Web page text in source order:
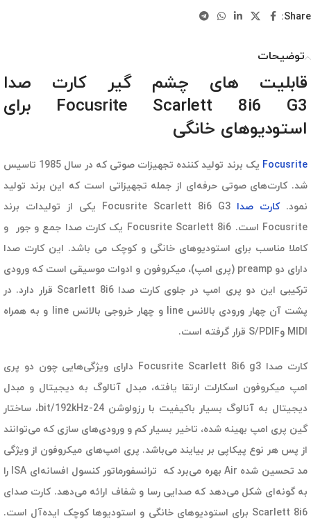
Share:
توضیحات
قابلیت های چشم گیر کارت صدا
Focusrite Scarlett 8i6 G3 برای
استودیوهای خانگی
Focusrite
یک برند تولید کننده تجهیزات صوتی که در سال 1985 تاسیس
شد. کارت‌های صوتی حرفه‌ای از جمله تجهیزاتی است که این برند تولید
نمود.کارت صدا
Focusrite Scarlett 8i6 G3 یکی از تولیدات برند
Focusrite است. Focusrite Scarlett 8i6 یک کارت صدا جمع و جور و
کاملا مناسب برای استودیوهای خانگی و کوچک می باشد. این کارت صدا
دارای دو preamp (پری امپ)، میکروفون و ادوات موسیقی است که ورودی
ترکیبی این دو پری امپ در جلوی کارت صدا Scarlett 8i6 قرار دارد. در
پشت آن چهار ورودی بالانس line و چهار خروجی بالانس line و به همراه
MIDI وS/PDIF قرار گرفته است.
کارت صدا Focusrite Scarlett 8i6 g3 دارای ویژگی‌هایی چون دو پری
امپ میکروفون اسکارلت ارتقا یافته، مبدل آنالوگ به دیجیتال و مبدل
دیجیتال به آنالوگ بسیار باکیفیت با رزولوشن 24-bit/192kHz، ساختار
گین پری امپ بهینه شده، تاخیر بسیار کم و ورودی‌های سازی که می‌توانند
از پس هر نوع پیکاپی بر بیایند می‌باشد. پری امپ‌های میکروفون از ویژگی
مد تحسین شده Air بهره می‌برد که ترانسفورماتور کنسول افسانه‌ای ISA را
به گونه‌ای شکل می‌دهد که صدایی رسا و شفاف ارائه می‌دهد. کارت صدای
Scarlett 8i6 برای استودیوهای خانگی و استودیوها کوچک ایده‌آل است.